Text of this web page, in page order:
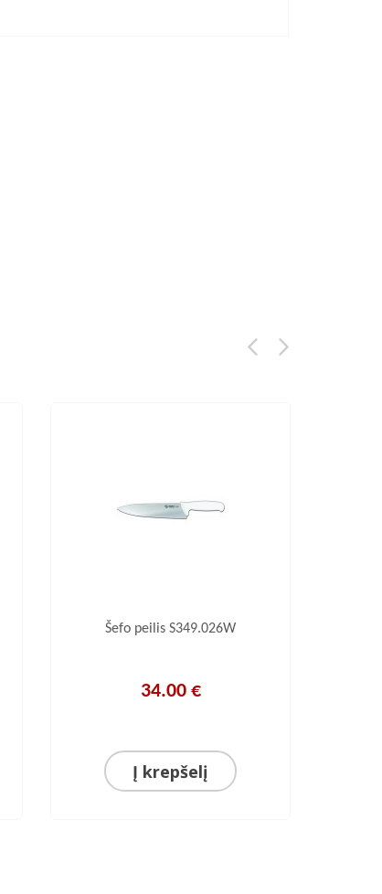
Šefo peilis S349.026W
34.00 €
Į krepšelį